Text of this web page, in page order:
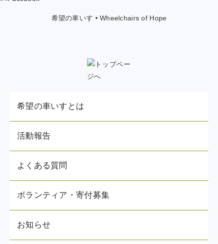
希望の車いす • Wheelchairs of Hope
希望の車いすとは
活動報告
よくある質問
ボランティア・寄付募集
お知らせ